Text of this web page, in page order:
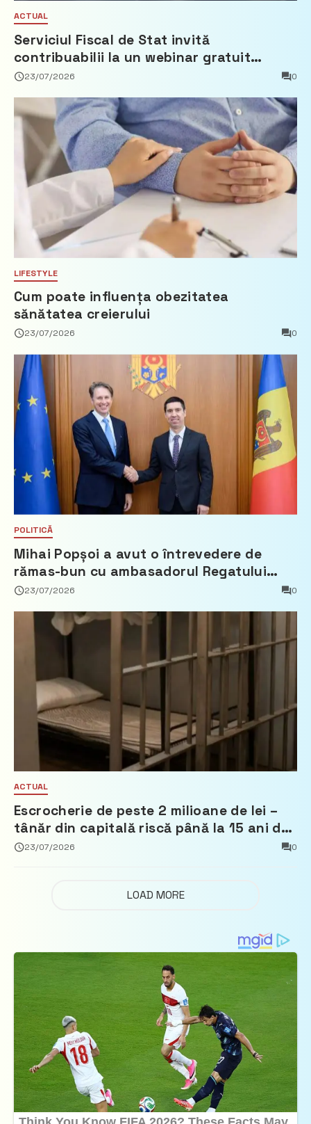
ACTUAL
Serviciul Fiscal de Stat invită
contribuabilii la un webinar gratuit
privind calculul impozitului pe bunurile
23/07/2026 0
LIFESTYLE
Cum poate influența obezitatea
sănătatea creierului
23/07/2026 0
POLITICĂ
Mihai Popșoi a avut o întrevedere de
rămas-bun cu ambasadorul Regatului
Țărilor de Jos, Fred Duijn
23/07/2026 0
ACTUAL
Escrocherie de peste 2 milioane de lei –
tânăr din capitală riscă până la 15 ani de
închisoare
23/07/2026 0
LOAD MORE